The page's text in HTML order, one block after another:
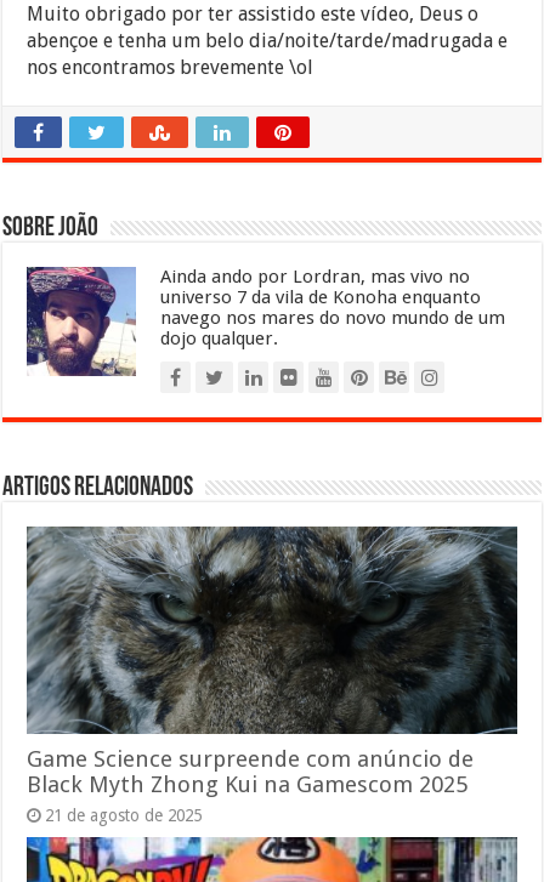
Muito obrigado por ter assistido este vídeo, Deus o
abençoe e tenha um belo dia/noite/tarde/madrugada e
nos encontramos brevemente \ol
Sobre João
Ainda ando por Lordran, mas vivo no
universo 7 da vila de Konoha enquanto
navego nos mares do novo mundo de um
dojo qualquer.
Artigos relacionados
Game Science surpreende com anúncio de
Black Myth Zhong Kui na Gamescom 2025
21 de agosto de 2025